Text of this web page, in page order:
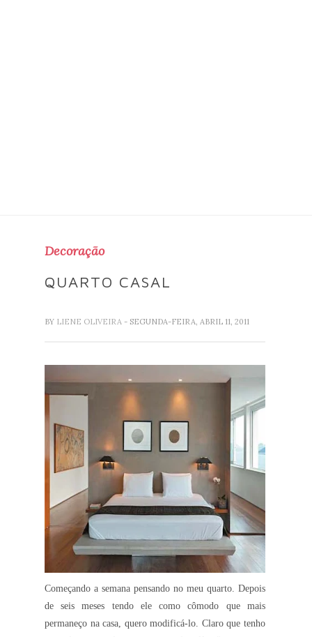
Decoração
QUARTO CASAL
BY LIENE OLIVEIRA - SEGUNDA-FEIRA, ABRIL 11, 2011
Começando a semana pensando no meu quarto. Depois
de seis meses tendo ele como cômodo que mais
permaneço na casa, quero modificá-lo. Claro que tenho